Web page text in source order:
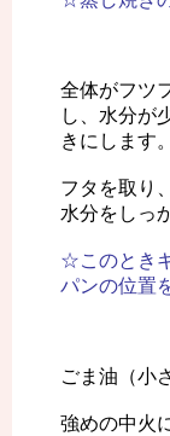
全体がフツ
し、水分が
きにします。
フタを取り
水分をしっ
☆このとき
パンの位置
ごま油（小
強めの中火